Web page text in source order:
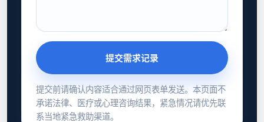
提交需求记录
提交前请确认内容适合通过网页表单发送。本页面不
承诺法律、医疗或心理咨询结果，紧急情况请优先联
系当地紧急救助渠道。